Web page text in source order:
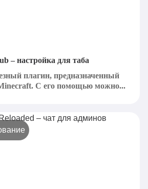
– настройка для таба
плагин, предназначенный
Minecraft. С его помощью можно...